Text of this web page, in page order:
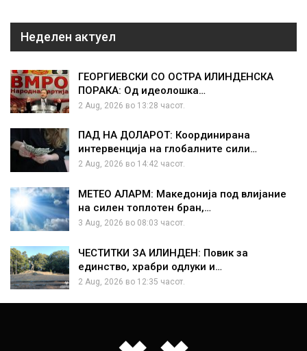
Неделен актуел
ГЕОРГИЕВСКИ СО ОСТРА ИЛИНДЕНСКА
ПОРАКА: Од идеолошка…
2 Aug, 2026 во 13:28 часот.
ПАД НА ДОЛАРОТ: Координирана
интервенција на глобалните сили…
2 Aug, 2026 во 14:42 часот.
МЕТЕО АЛАРМ: Македонија под влијание
на силен топлотен бран,…
3 Aug, 2026 во 08:03 часот.
ЧЕСТИТКИ ЗА ИЛИНДЕН: Повик за
единство, храбри одлуки и…
2 Aug, 2026 во 12:35 часот.